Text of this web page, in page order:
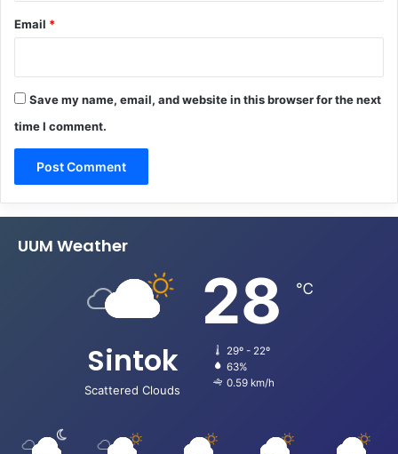
Email *
Save my name, email, and website in this browser for the next
time I comment.
UUM Weather
Sintok
Scattered Clouds
28 ℃
29º - 22º
63%
0.59 km/h